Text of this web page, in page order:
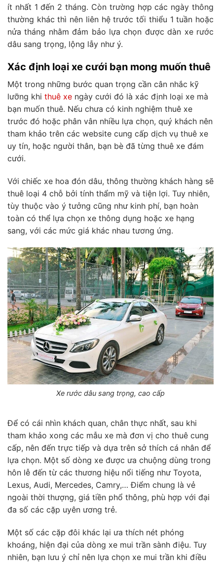
ít nhất 1 đến 2 tháng. Còn trường hợp các ngày thông
thường khác thì nên liên hệ trước tối thiểu 1 tuần hoặc
nửa tháng nhằm đảm bảo lựa chọn được dàn xe rước
dâu sang trọng, lộng lẫy như ý.
Xác định loại xe cưới bạn mong muốn thuê
Một trong những bước quan trọng cần cân nhắc kỹ
lưỡng khi thuê xe ngày cưới đó là xác định loại xe mà
bạn muốn thuê. Nếu chưa có kinh nghiệm thuê xe
trước đó hoặc phân vân nhiều lựa chọn, quý khách nên
tham khảo trên các website cung cấp dịch vụ thuê xe
uy tín, hoặc người thân, bạn bè đã từng thuê xe đám
cưới.
Với chiếc xe hoa đón dâu, thông thường khách hàng sẽ
thuê loại 4 chỗ bởi tính thẩm mỹ và tiện lợi. Tuy nhiên,
tùy thuộc vào ý tưởng cũng như kinh phí, bạn hoàn
toàn có thể lựa chọn xe thông dụng hoặc xe hạng
sang, với các mức giá khác nhau tương ứng.
Xe rước dâu sang trọng, cao cấp
Để có cái nhìn khách quan, chân thực nhất, sau khi
tham khảo xong các mẫu xe mà đơn vị cho thuê cung
cấp, nên đến trực tiếp và dựa trên sở thích cá nhân để
lựa chọn. Một số dòng xe được ưa chuộng dùng trong
hôn lễ đến từ các thương hiệu nổi tiếng như Toyota,
Lexus, Audi, Mercedes, Camry,… Điểm chung là vẻ
ngoài thời thượng, giá tiền phổ thông, phù hợp với đại
đa số các cặp uyên ương trẻ.
Một số các cặp đôi khác lại ưa thích nét phóng
khoáng, hiện đại của dòng xe mui trần sành điệu. Tuy
nhiên, bạn lưu ý chỉ nên lựa chọn xe mui trần khi điều